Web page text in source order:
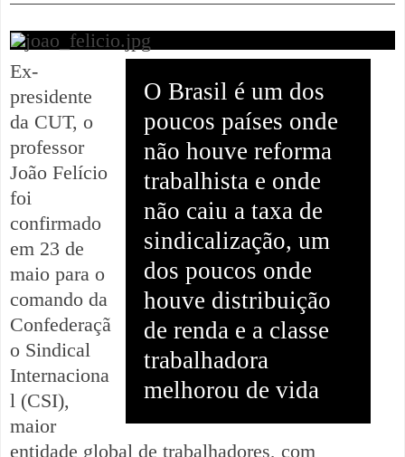
O Brasil é um dos
poucos países onde
não houve reforma
trabalhista e onde
não caiu a taxa de
sindicalização, um
dos poucos onde
houve distribuição
de renda e a classe
trabalhadora
melhorou de vida
Ex-
presidente
da CUT, o
professor
João Felício
foi
confirmado
em 23 de
maio para o
comando da
Confederaçã
o Sindical
Internaciona
l (CSI),
maior
entidade global de trabalhadores, com